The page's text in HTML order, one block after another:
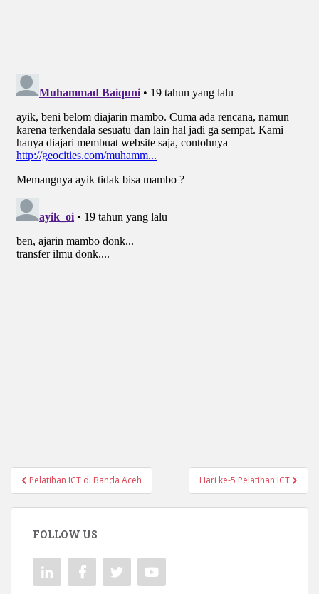
Navigasi
pos
Pelatihan ICT di Banda Aceh Hari ke-5 Pelatihan ICT
FOLLOW US